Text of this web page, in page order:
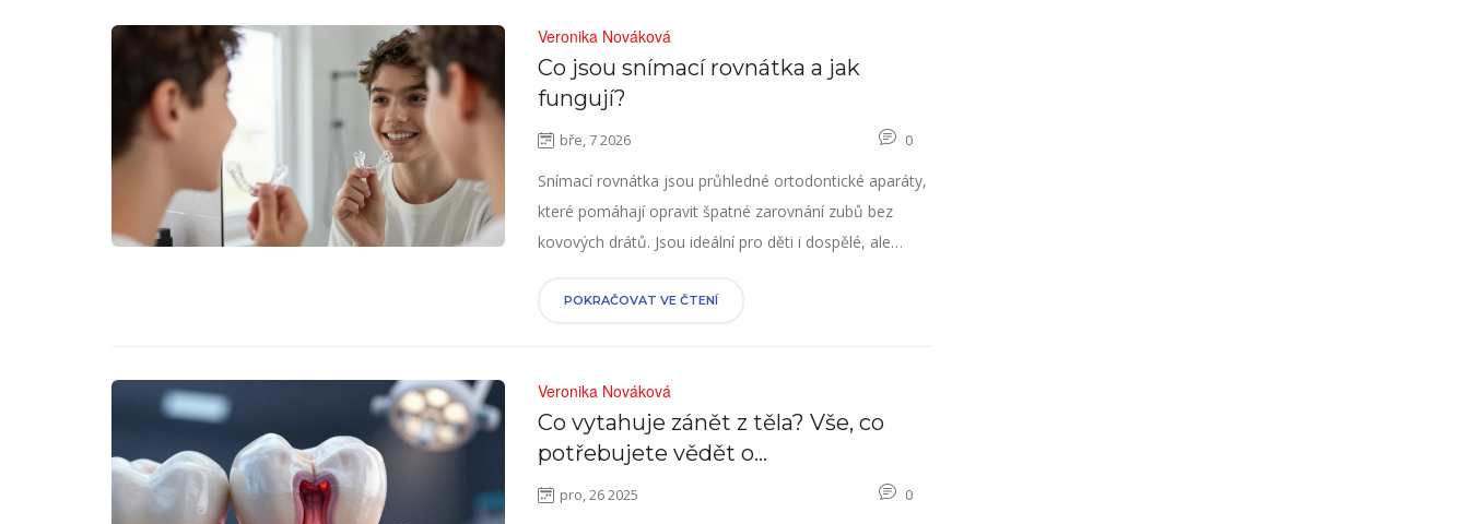
Veronika Nováková
Co jsou snímací rovnátka a jak
fungují?
bře, 7 2026 0
Snímací rovnátka jsou průhledné ortodontické aparáty,
které pomáhají opravit špatné zarovnání zubů bez
kovových drátů. Jsou ideální pro děti i dospělé, ale
POKRAČOVAT VE ČTENÍ
Veronika Nováková
Co vytahuje zánět z těla? Vše, co
potřebujete vědět o
endodontickém ošetření
pro, 26 2025 0